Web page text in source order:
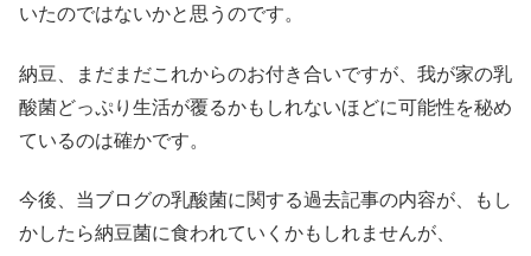
いたのではないかと思うのです。
納豆、まだまだこれからのお付き合いですが、我が家の乳
酸菌どっぷり生活が覆るかもしれないほどに可能性を秘め
ているのは確かです。
今後、当ブログの乳酸菌に関する過去記事の内容が、もし
かしたら納豆菌に食われていくかもしれませんが、